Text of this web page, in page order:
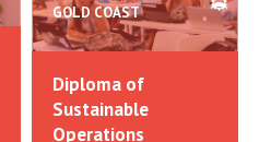
GOLD COAST
Diploma of
Sustainable
Operations